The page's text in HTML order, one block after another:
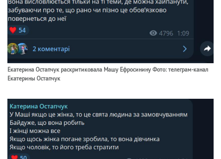
Екатерина Остапчук раскритиковала Машу Ефросинину Фото: телеграм-канал
Екатерины Остапчук